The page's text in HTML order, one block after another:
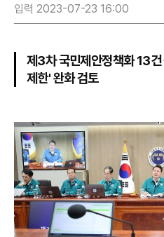
입력 2023-07-23 16:00
제3차 국민제안정책화 13
제한' 완화 검토